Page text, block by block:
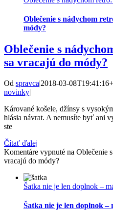
Oblečenie s nádychom
módy?
Oblečenie s
sa vracajú do módy?
Od spravca|2018-03-
novinky|
Kárované košele, džínsy s
hlásia návrat. A nemusíte byť ani
ste
Čítať ďalej
Komentáre vypnuté na Oblečenie
vracajú do módy?
Šatka nie je len doplnok –
Šatka nie je len doplnok –